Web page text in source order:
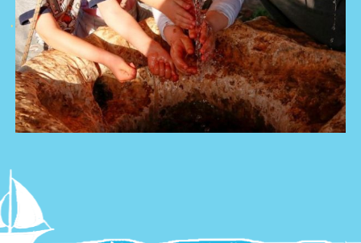
Summer
Camp
וידאו
צור קשר
'סגור תפריט'